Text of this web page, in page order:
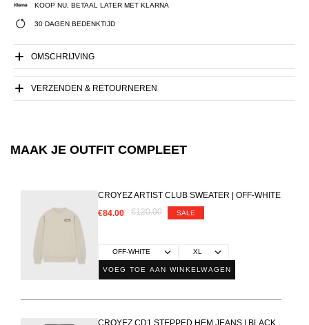
KOOP NU, BETAAL LATER MET KLARNA
30 DAGEN BEDENKTIJD
OMSCHRIJVING
VERZENDEN & RETOURNEREN
MAAK JE OUTFIT COMPLEET
CROYEZ ARTIST CLUB SWEATER | OFF-WHITE
€84.00
€120.00 SALE
VOEG TOE AAN WINKELWAGEN
CROYEZ CD1 STEPPED HEM JEANS | BLACK